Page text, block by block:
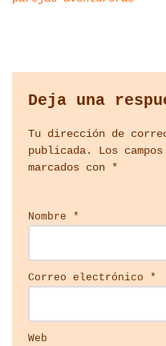
Deja una
Tu dirección de
publicada.
Los
marcados con *
Nombre *
Correo electrónico *
Web